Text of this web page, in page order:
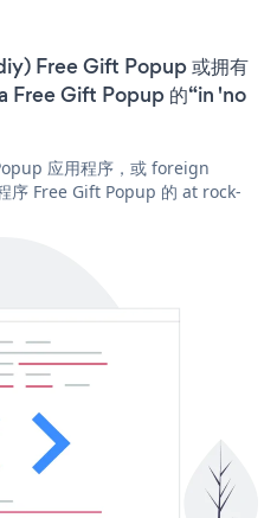
Free Gift Popup 或拥有
Free Gift Popup 的“in 'no
应用程序，或 foreign
序 Free Gift Popup 的 at rock-